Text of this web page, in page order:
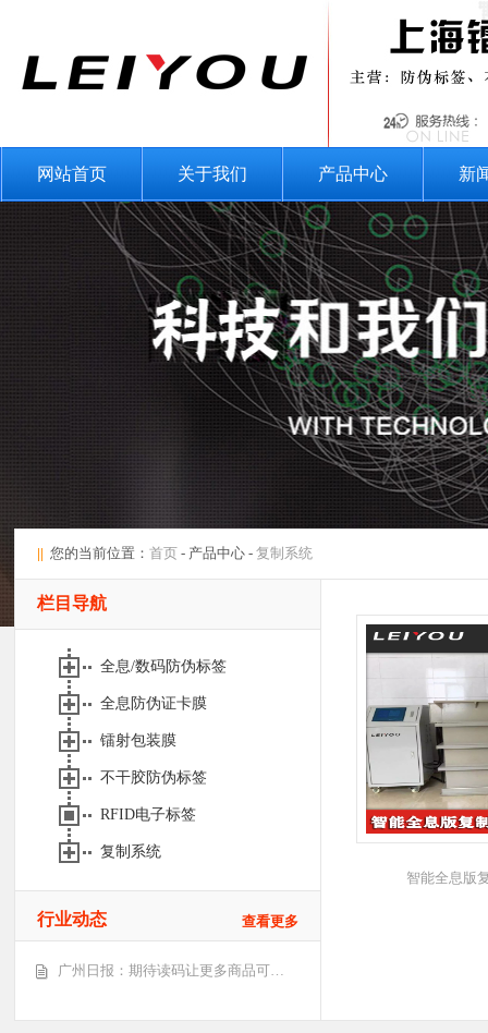
网站首页 关于我们 产品中心 新
|| 您的当前位置： 首页- 产品中心 - 复制系统
栏目导航
全息/数码防伪标签
全息防伪证卡膜
镭射包装膜
不干胶防伪标签
RFID电子标签
复制系统
行业动态 查看更多
广州日报：期待读码让更多商品可…
智能全息版